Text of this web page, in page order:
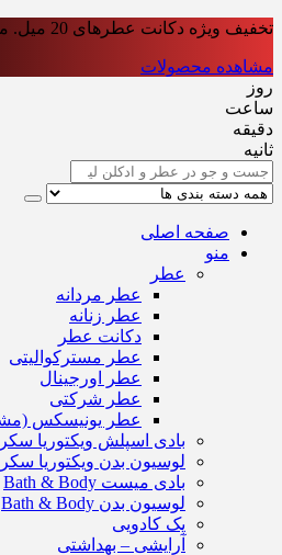
تخفیف ویژه دکانت عطرهای 20 میل. مدت محدود!!!
مشاهده محصولات
روز
ساعت‌
دقیقه
ثانیه
صفحه اصلی
منو
عطر
عطر مردانه
عطر زنانه
دکانت عطر
عطر مسترکوالیتی
عطر اورجینال
عطر شرکتی
عطر یونیسکس
بادی اسپلش ویکتوریا
لوسیون بدن ویکتوریا
بادی میست Bath & Body
لوسیون بدن Bath & Body
پک کادویی
آرایشی – بهداشتی